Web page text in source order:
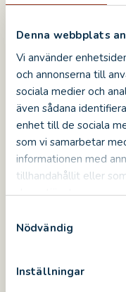
Denna webbplats
Vi använder
och annonserna till
sociala medier och
även sådana
enhet till de sociala
som vi samarbetar
informationen med
tillhandahållit eller
deras tjänster.
Nödvändig
Inställningar
Vecka 21: En
slottsbutiken
Kontakta Anne
av att praoa
kvarn gäller:
Praktisk
Under slottets
som möter
vilket även du
Lunch